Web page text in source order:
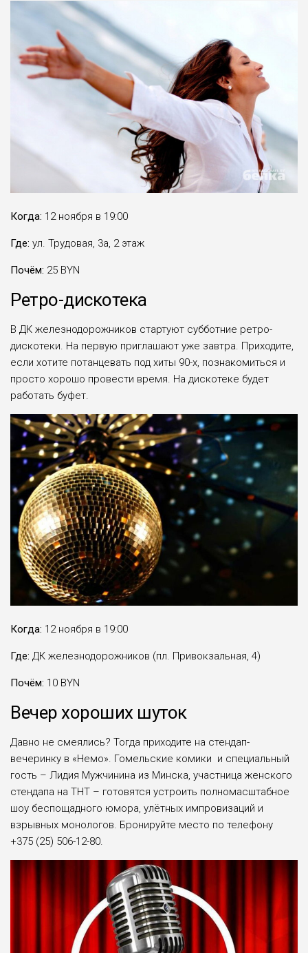
Когда: 12 ноября в 19:00
Где: ул. Трудовая, 3а, 2 этаж
Почём: 25 BYN
Ретро-дискотека
В ДК железнодорожников стартуют субботние ретро-
дискотеки. На первую приглашают уже завтра. Приходите,
если хотите потанцевать под хиты 90-х, познакомиться и
просто хорошо провести время. На дискотеке будет
работать буфет.
Когда: 12 ноября в 19:00
Где: ДК железнодорожников (пл. Привокзальная, 4)
Почём: 10 BYN
Вечер хороших шуток
Давно не смеялись? Тогда приходите на стендап-
вечеринку в «Немо». Гомельские комики и специальный
гость – Лидия Мужчинина из Минска, участница женского
стендапа на ТНТ – готовятся устроить полномасштабное
шоу беспощадного юмора, улётных импровизаций и
взрывных монологов. Бронируйте место по телефону
+375 (25) 506-12-80.